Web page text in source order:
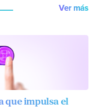
Ver más
que impulsa el